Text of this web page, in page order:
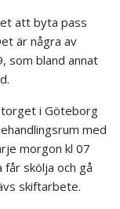
att byta pass
är några av
som bland annat
i Göteborg
med
morgon kl 07
skölja och gå
skiftarbete.